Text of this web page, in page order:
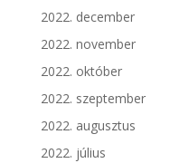
2022. december
2022. november
2022. október
2022. szeptember
2022. augusztus
2022. július